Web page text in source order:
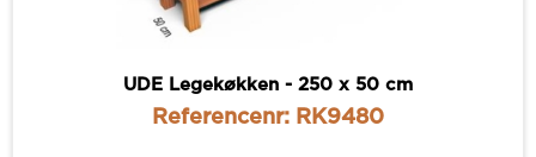
UDE Legekøkken - 250 x 50 cm
Referencenr: RK9480